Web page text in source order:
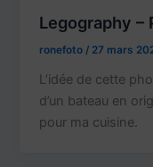
Legography –
ronefoto/ 27 mars
L’idée de cette
d’un bateau en
pour ma cuisine.